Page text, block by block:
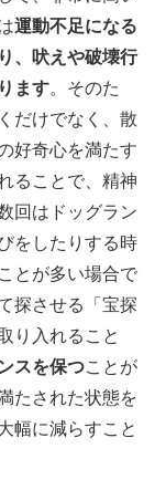
運動不足になる
、吠えや破壊行
ます。そのた
だけでなく、散
好奇心を満たす
ることで、精神
回はドッグラン
をしたりする時
とが多い場合で
探させる「宝探
り入れること
スを保つことが
たされた状態を
幅に減らすこと